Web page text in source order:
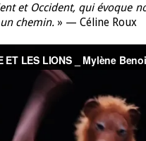
et Occident, qui évoque
chemin. » — Céline Roux